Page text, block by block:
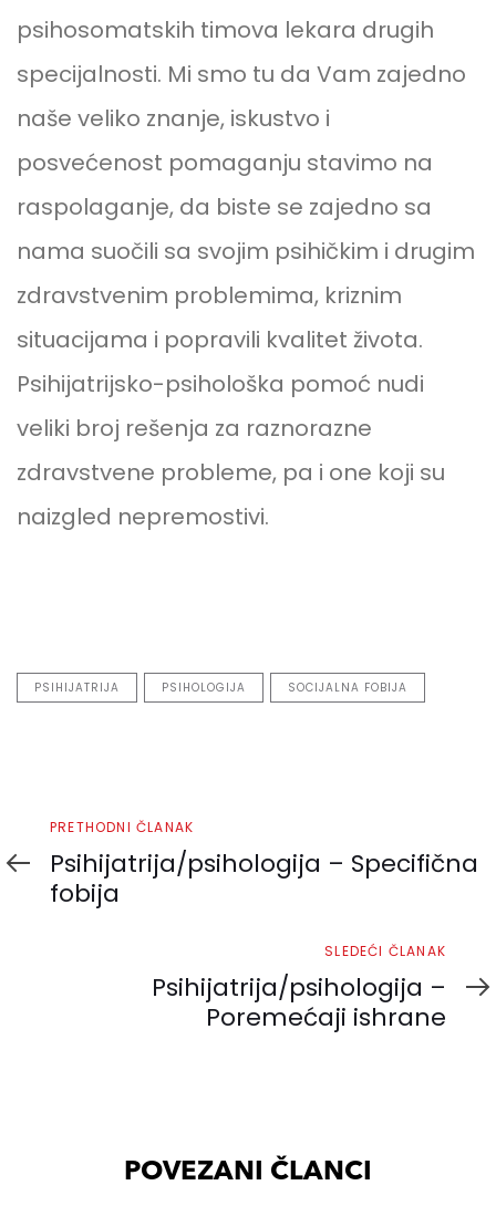
psihosomatskih timova lekara drugih
specijalnosti. Mi smo tu da Vam zajedno
naše veliko znanje, iskustvo i
posvećenost pomaganju stavimo na
raspolaganje, da biste se zajedno sa
nama suočili sa svojim psihičkim i drugim
zdravstvenim problemima, kriznim
situacijama i popravili kvalitet života.
Psihijatrijsko-psihološka pomoć nudi
veliki broj rešenja za raznorazne
zdravstvene probleme, pa i one koji su
naizgled nepremostivi.
PSIHIJATRIJA PSIHOLOGIJA SOCIJALNA FOBIJA
Prethodni
članak
PRETHODNI ČLANAK
Psihijatrija/psihologija – Specifična
fobija
SLEDEĆI ČLANAK
Psihijatrija/psihologija –
Poremećaji ishrane
POVEZANI ČLANCI